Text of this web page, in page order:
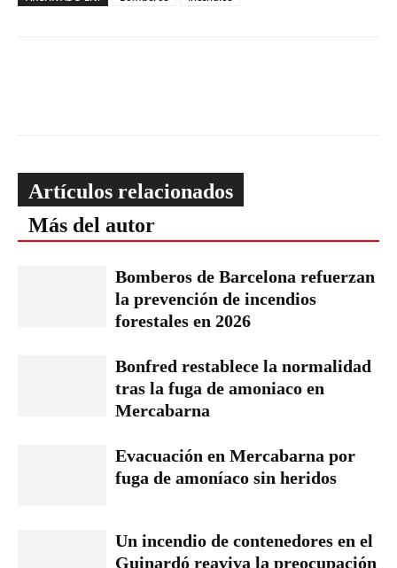
Artículos relacionados
Más del autor
Bomberos de Barcelona refuerzan
la prevención de incendios
forestales en 2026
Bonfred restablece la normalidad
tras la fuga de amoniaco en
Mercabarna
Evacuación en Mercabarna por
fuga de amoníaco sin heridos
Un incendio de contenedores en el
Guinardó reaviva la preocupación